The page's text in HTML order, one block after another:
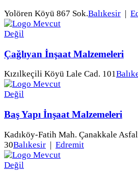
Yolören Köyü 867 Sok.Balıkesir |
Çağlıyan İnşaat Malzemeleri
Kızılkeçili Köyü Lale Cad. 101
Baş Yapı İnşaat Malzemeleri
Kadıköy-Fatih Mah. Çanakkale
30Balıkesir | Edremit